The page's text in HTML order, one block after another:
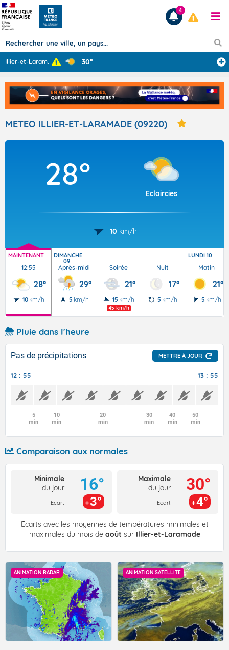
Prévisions
TOUS LES RÉSULTATS
Articles
4
Illier-et-Laram... 30°
METEO ILLIER-ET-LARAMADE (09220)
28°
Eclaircies
10 km/h
MAINTENANT
12:55
28°
10 km/h
DIMANCHE
09
Après-midi
29°
5 km/h
Soirée
21°
15 km/h
45 km/h
Nuit
17°
5 km/h
LUNDI 10
Matin
21°
5 km/h
Pluie dans l'heure
Pas de précipitations METTRE À JOUR
12 : 55 13 : 55
5
min
10
min
20
min
30
min
40
min
50
min
Comparaison aux normales
Minimale
du jour
Ecart
16°
3°
Maximale
du jour
Ecart
30°
4°
Écarts avec les moyennes de températures minimales et
maximales du mois de août sur Illier-et-Laramade
ANIMATION RADAR ANIMATION SATELLITE